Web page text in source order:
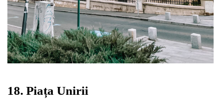
18. Piața Unirii